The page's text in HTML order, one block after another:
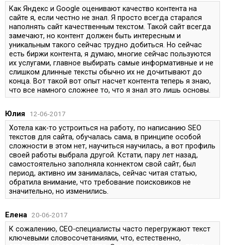
Как Яндекс и Google оценивают качество контента на
сайте я, если честно не знал. Я просто всегда старался
наполнять сайт качественным текстом. Такой сайт всегда
замечают, но контент должен быть интересным и
уникальным такого сейчас трудно добиться. Но сейчас
есть биржи контента, я думаю, многие сейчас пользуются
их услугами, главное выбирать самые информативные и не
слишком длинные тексты обычно их не дочитывают до
конца. Вот такой вот опыт насчет контента теперь я знаю,
что все намного сложнее то, что я знал это лишь основы.
Юлия
12-06-2017
Хотела как-то устроиться на работу, по написанию SEO
текстов для сайта, обучалась сама, в принципе особой
сложности в этом нет, научиться научилась, а вот профиль
своей работы выбрала другой. Кстати, пару лет назад,
самостоятельно заполняла коннектом свой сайт, был
период, активно им занималась, сейчас читая статью,
обратила внимание, что требование поисковиков не
значительно, но изменились.
Елена 20-06-2017
К сожалению, СЕО-специалисты часто перегружают текст
ключевыми словосочетаниями, что, естественно,